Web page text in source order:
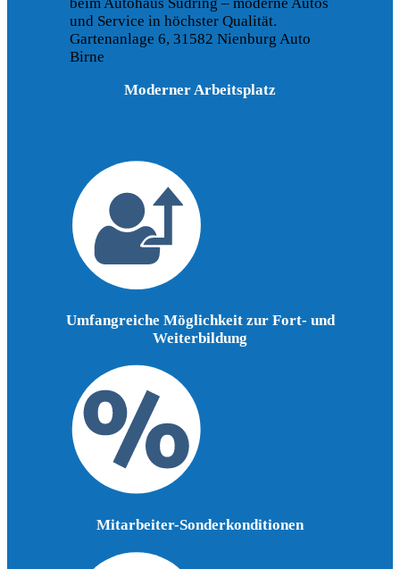
Moderner Arbeitsplatz
Umfangreiche Möglichkeit zur Fort- und
Weiterbildung
Mitarbeiter-Sonderkonditionen